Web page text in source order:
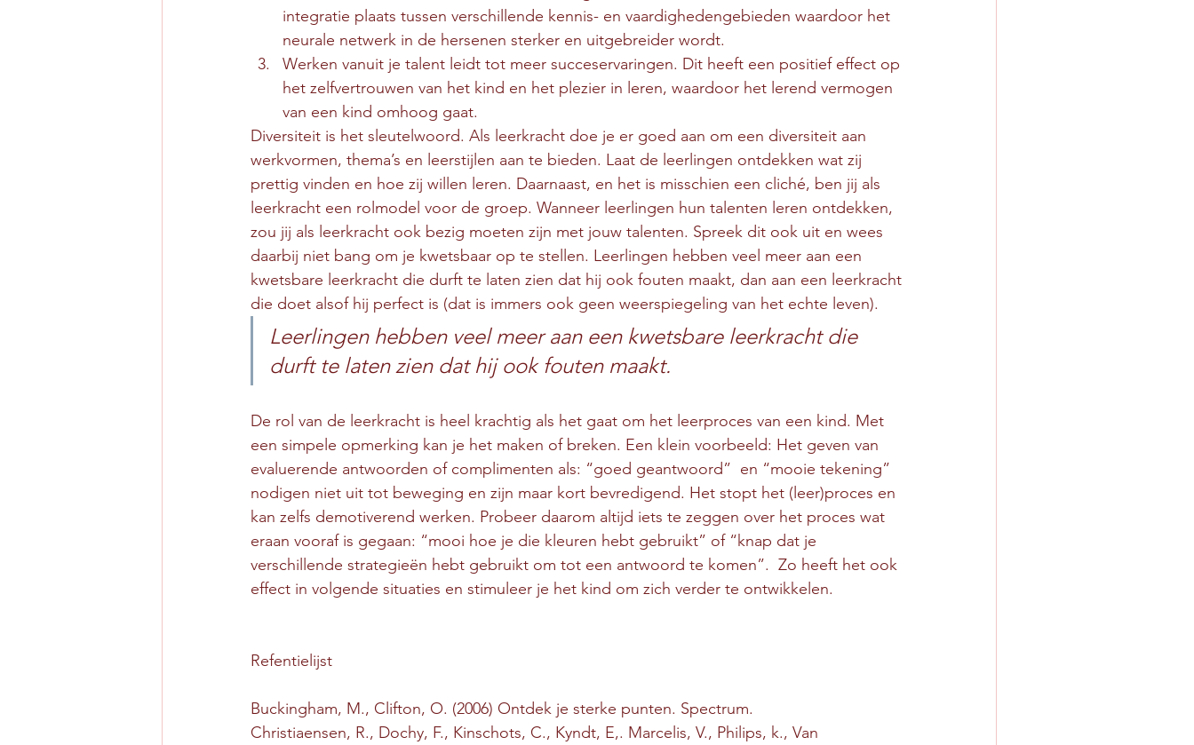
integratie plaats tussen verschillende kennis- en vaardighedengebieden waardoor het
neurale netwerk in de hersenen sterker en uitgebreider wordt.
Werken vanuit je talent leidt tot meer succeservaringen. Dit heeft een positief effect op
het zelfvertrouwen van het kind en het plezier in leren, waardoor het lerend vermogen
van een kind omhoog gaat.
Diversiteit is het sleutelwoord. Als leerkracht doe je er goed aan om een diversiteit aan
werkvormen, thema’s en leerstijlen aan te bieden. Laat de leerlingen ontdekken wat zij
prettig vinden en hoe zij willen leren. Daarnaast, en het is misschien een cliché, ben jij als
leerkracht een rolmodel voor de groep. Wanneer leerlingen hun talenten leren ontdekken,
zou jij als leerkracht ook bezig moeten zijn met jouw talenten. Spreek dit ook uit en wees
daarbij niet bang om je kwetsbaar op te stellen. Leerlingen hebben veel meer aan een
kwetsbare leerkracht die durft te laten zien dat hij ook fouten maakt, dan aan een leerkracht
die doet alsof hij perfect is (dat is immers ook geen weerspiegeling van het echte leven).
Leerlingen hebben veel meer aan een kwetsbare leerkracht die
durft te laten zien dat hij ook fouten maakt.
De rol van de leerkracht is heel krachtig als het gaat om het leerproces van een kind. Met
een simpele opmerking kan je het maken of breken. Een klein voorbeeld: Het geven van
evaluerende antwoorden of complimenten als: “goed geantwoord”  en “mooie tekening”
nodigen niet uit tot beweging en zijn maar kort bevredigend. Het stopt het (leer)proces en
kan zelfs demotiverend werken. Probeer daarom altijd iets te zeggen over het proces wat
eraan vooraf is gegaan: “mooi hoe je die kleuren hebt gebruikt” of “knap dat je
verschillende strategieën hebt gebruikt om tot een antwoord te komen”.  Zo heeft het ook
effect in volgende situaties en stimuleer je het kind om zich verder te ontwikkelen.
Refentielijst
Buckingham, M., Clifton, O. (2006) Ontdek je sterke punten. Spectrum.
Christiaensen, R., Dochy, F., Kinschots, C., Kyndt, E,. Marcelis, V., Philips, k., Van